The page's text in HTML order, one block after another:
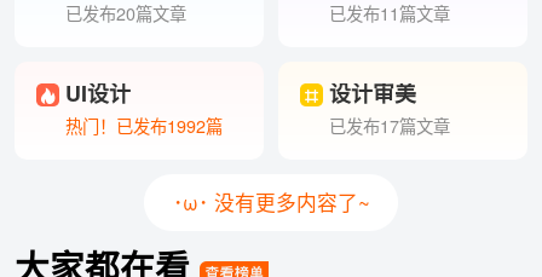
已发布20篇文章 已发布11篇文章
UI设计
热门！已发布1992篇
设计审美
已发布17篇文章
･ω･ 没有更多内容了~
大家都在看